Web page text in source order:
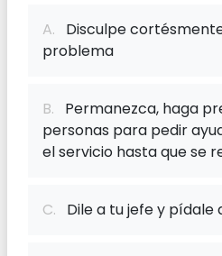
A. Disculpe
problema
B. Permanezca, haga
personas para pedir
el servicio hasta que se
C. Dile a tu jefe y pídale